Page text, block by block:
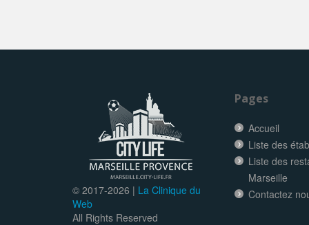
© 2017-2026 | La Clinique du
Web
All Rights Reserved
Pages
Accueil
Liste des
Liste des
Marseille
Contactez